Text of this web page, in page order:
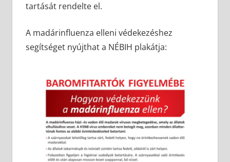
tartását rendelte el.
A madárinfluenza elleni védekezéshez
segítséget nyújthat a NÉBIH plakátja: